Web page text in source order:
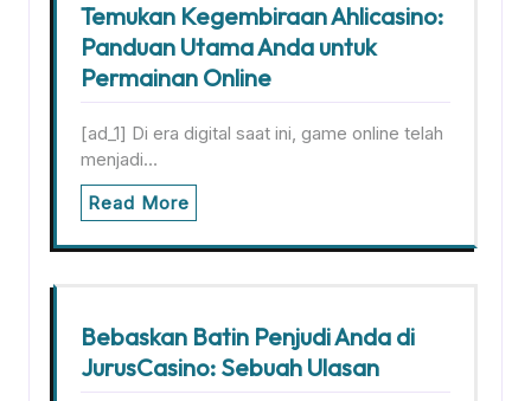
Temukan Kegembiraan Ahlicasino:
Panduan Utama Anda untuk
Permainan Online
[ad_1] Di era digital saat ini, game online telah
menjadi…
Read More
Bebaskan Batin Penjudi Anda di
JurusCasino: Sebuah Ulasan